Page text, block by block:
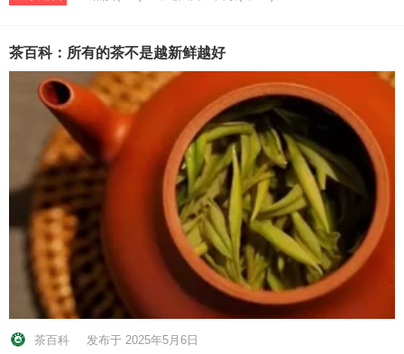
茶百科：所有的茶不是越新鲜越好
茶百科 发布于 2025年5月6日